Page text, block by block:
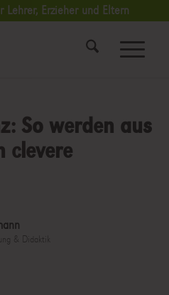
Lehrer, Erzieher und Eltern
So werden aus
clevere
& Didaktik